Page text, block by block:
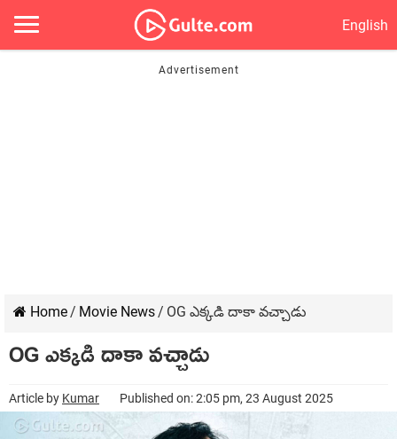
English
Home/ Movie News/ OG ఎక్కడి దాకా వచ్చాడు
OG ఎక్కడి దాకా వచ్చాడు
Article by Kumar Published on: 2:05 pm, 23 August 2025